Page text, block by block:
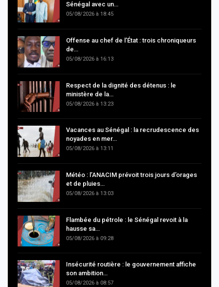
Sénégal avec un…
05/08/2026 à 18:45
Offense au chef de l’État : trois chroniqueurs
de…
05/08/2026 à 16:13
Respect de la dignité des détenus : le
ministère de la…
05/08/2026 à 13:23
Vacances au Sénégal : la recrudescence des
noyades en mer…
05/08/2026 à 13:11
Météo : l’ANACIM prévoit trois jours d’orages
et de pluies…
05/08/2026 à 13:03
Flambée du pétrole : le Sénégal revoit à la
hausse sa…
05/08/2026 à 09:28
Insécurité routière : le gouvernement affiche
son ambition…
05/08/2026 à 08:57